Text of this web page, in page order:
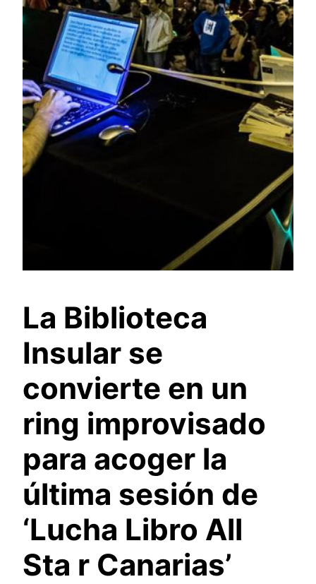
La Biblioteca
Insular se
convierte en un
ring improvisado
para acoger la
última sesión de
‘Lucha Libro All
Sta r Canarias’